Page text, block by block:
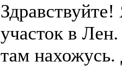
участок в
там